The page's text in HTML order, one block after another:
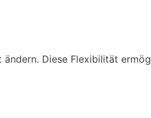
Diese Flexibilität